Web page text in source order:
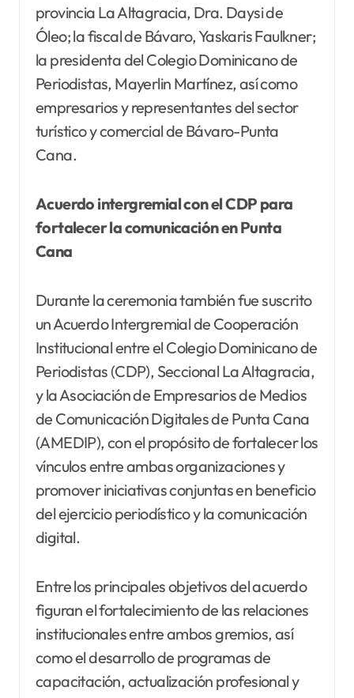
provincia La Altagracia, Dra. Daysi de
Óleo; la fiscal de Bávaro, Yaskaris Faulkner;
la presidenta del Colegio Dominicano de
Periodistas, Mayerlin Martínez, así como
empresarios y representantes del sector
turístico y comercial de Bávaro-Punta
Cana.
Acuerdo intergremial con el CDP para
fortalecer la comunicación en Punta
Cana
Durante la ceremonia también fue suscrito
un Acuerdo Intergremial de Cooperación
Institucional entre el Colegio Dominicano de
Periodistas (CDP), Seccional La Altagracia,
y la Asociación de Empresarios de Medios
de Comunicación Digitales de Punta Cana
(AMEDIP), con el propósito de fortalecer los
vínculos entre ambas organizaciones y
promover iniciativas conjuntas en beneficio
del ejercicio periodístico y la comunicación
digital.
Entre los principales objetivos del acuerdo
figuran el fortalecimiento de las relaciones
institucionales entre ambos gremios, así
como el desarrollo de programas de
capacitación, actualización profesional y